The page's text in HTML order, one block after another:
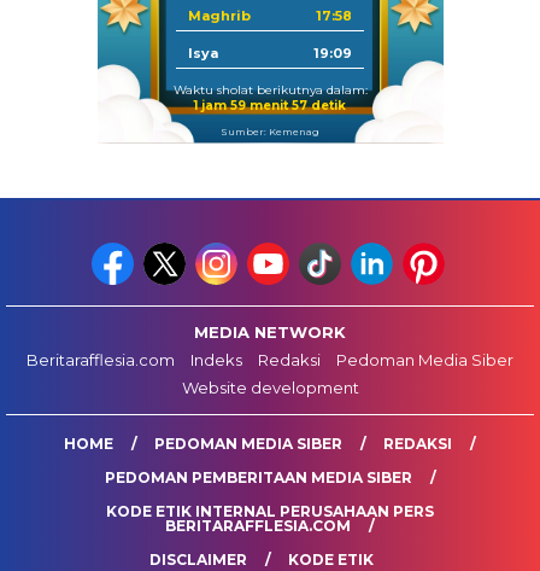
Maghrib 17:58
Isya 19:09
Waktu sholat berikutnya dalam:
1 jam 59 menit 56 detik
Sumber: Kemenag
MEDIA NETWORK
Beritarafflesia.com
Indeks Redaksi
Pedoman Media Siber
Website development
HOME PEDOMAN MEDIA SIBER
REDAKSI
PEDOMAN PEMBERITAAN MEDIA SIBER
KODE ETIK INTERNAL PERUSAHAAN PERS
BERITARAFFLESIA.COM
DISCLAIMER
KODE ETIK